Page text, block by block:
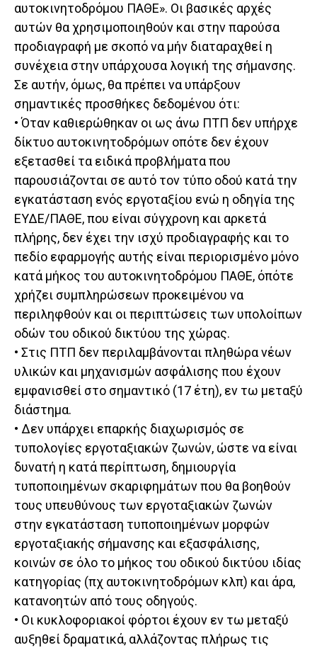
αυτοκινητοδρόμου ΠΑΘΕ». Οι βασικές αρχές
αυτών θα χρησιμοποιηθούν και στην παρούσα
προδιαγραφή με σκοπό να μήν διαταραχθεί η
συνέχεια στην υπάρχουσα λογική της σήμανσης.
Σε αυτήν, όμως, θα πρέπει να υπάρξουν
σημαντικές προσθήκες δεδομένου ότι:
• Όταν καθιερώθηκαν οι ως άνω ΠΤΠ δεν υπήρχε
δίκτυο αυτοκινητοδρόμων οπότε δεν έχουν
εξετασθεί τα ειδικά προβλήματα που
παρουσιάζονται σε αυτό τον τύπο οδού κατά την
εγκατάσταση ενός εργοταξίου ενώ η οδηγία της
ΕΥΔΕ/ΠΑΘΕ, που είναι σύγχρονη και αρκετά
πλήρης, δεν έχει την ισχύ προδιαγραφής και το
πεδίο εφαρμογής αυτής είναι περιορισμένο μόνο
κατά μήκος του αυτοκινητοδρόμου ΠΑΘΕ, όπότε
χρήζει συμπληρώσεων προκειμένου να
περιληφθούν και οι περιπτώσεις των υπολοίπων
οδών του οδικού δικτύου της χώρας.
• Στις ΠΤΠ δεν περιλαμβάνονται πληθώρα νέων
υλικών και μηχανισμών ασφάλισης που έχουν
εμφανισθεί στο σημαντικό (17 έτη), εν τω μεταξύ
διάστημα.
• Δεν υπάρχει επαρκής διαχωρισμός σε
τυπολογίες εργοταξιακών ζωνών, ώστε να είναι
δυνατή η κατά περίπτωση, δημιουργία
τυποποιημένων σκαριφημάτων που θα βοηθούν
τους υπευθύνους των εργοταξιακών ζωνών
στην εγκατάσταση τυποποιημένων μορφών
εργοταξιακής σήμανσης και εξασφάλισης,
κοινών σε όλο το μήκος του οδικού δικτύου ιδίας
κατηγορίας (πχ αυτοκινητοδρόμων κλπ) και άρα,
κατανοητών από τους οδηγούς.
• Οι κυκλοφοριακοί φόρτοι έχουν εν τω μεταξύ
αυξηθεί δραματικά, αλλάζοντας πλήρως τις